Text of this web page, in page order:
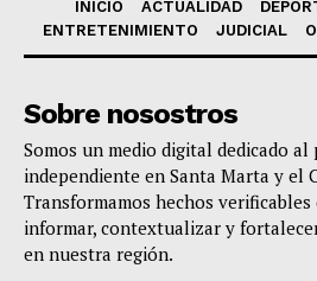
INICIO ACTUALIDAD
ENTRETENIMIENTO
JUDICIAL
Sobre nosostros
Somos un medio digital dedicado al
independiente en Santa Marta y el
Transformamos hechos
informar, contextualizar y
en nuestra región.